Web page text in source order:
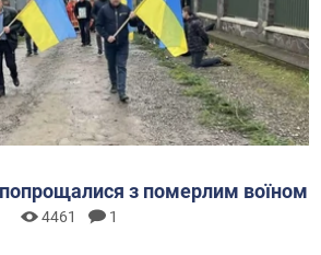
з померлим воїном
4461 1